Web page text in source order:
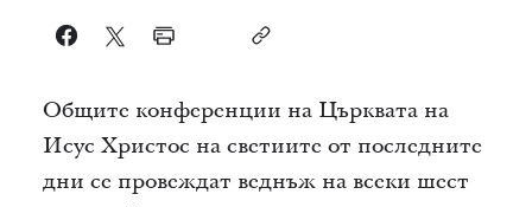
Общите конференции на Църквата на
Исус Христос на светиите от последните
дни се провеждат веднъж на всеки шест